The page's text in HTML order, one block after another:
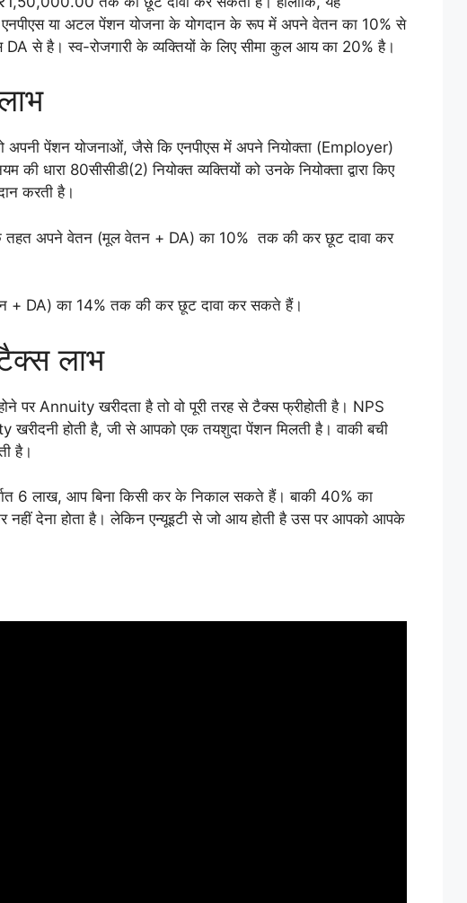
एनपीएस या अटल पेंशन योजना के योगदान के रूप में अपने वेतन का 10% से
से है। स्व-रोजगारी के व्यक्तियों के लिए सीमा कुल आय का 20% है।
अपनी पेंशन योजनाओं, जैसे कि एनपीएस में अपने नियोक्ता (Employer)
धारा 80सीसीडी(2) नियोक्त व्यक्तियों को उनके नियोक्ता द्वारा किए
करती है।
तहत अपने वेतन (मूल वेतन + DA) का 10% तक की कर छूट दावा कर
+ DA) का 14% तक की कर छूट दावा कर सकते हैं।
लाभ
पर Annuity खरीदता है तो वो पूरी तरह से टैक्स फ्रीहोती है। NPS
होती है, जी से आपको एक तयशुदा पेंशन मिलती है। वाकी बची
है।
6 लाख, आप बिना किसी कर के निकाल सकते हैं। बाकी 40% का
देना होता है। लेकिन एन्यूइटी से जो आय होती है उस पर आपको आपके